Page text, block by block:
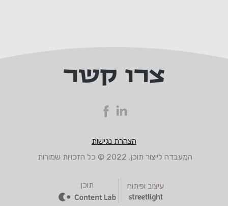
צרו קשר
הצהרת נגישות
המעבדה לייצור תוכן, 2022 © כל הזכויות שמורות
עיצוב ופיתוח תוכן